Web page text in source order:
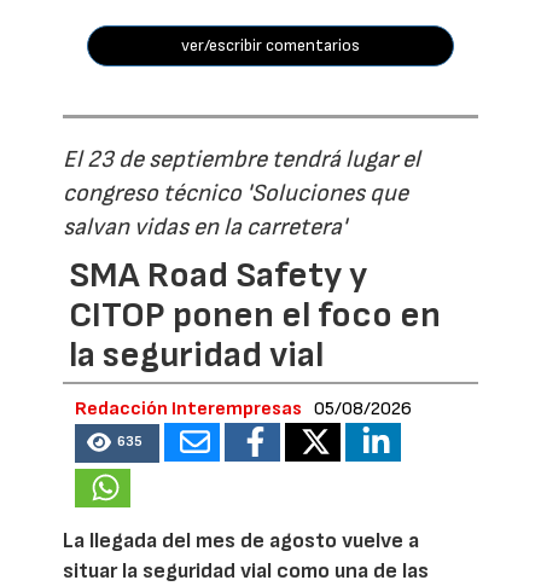
ver/escribir comentarios
El 23 de septiembre tendrá lugar el
congreso técnico 'Soluciones que
salvan vidas en la carretera'
SMA Road Safety y
CITOP ponen el foco en
la seguridad vial
Redacción Interempresas 05/08/2026
635
La llegada del mes de agosto vuelve a
situar la seguridad vial como una de las